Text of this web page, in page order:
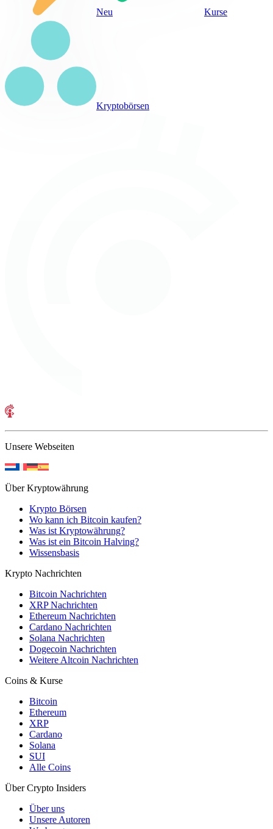
Neu Kurse
Kryptobörsen
Unsere Webseiten
Über Kryptowährung
Krypto Börsen
Wo kann ich Bitcoin kaufen?
Was ist Kryptowährung?
Was ist ein Bitcoin Halving?
Wissensbasis
Krypto Nachrichten
Bitcoin Nachrichten
XRP Nachrichten
Ethereum Nachrichten
Cardano Nachrichten
Solana Nachrichten
Dogecoin Nachrichten
Weitere Altcoin Nachrichten
Coins & Kurse
Bitcoin
Ethereum
XRP
Cardano
Solana
SUI
Alle Coins
Über Crypto Insiders
Über uns
Unsere Autoren